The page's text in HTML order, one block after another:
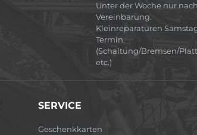
Unter der Woche nur
Vereinbarung.
Kleinreparaturen
Termin.
(Schaltung/Bremsen/
etc.)
SERVICE
Geschenkkarten